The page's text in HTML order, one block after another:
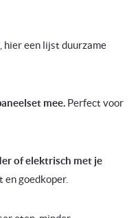
hier een lijst duurzame
mee. Perfect voor
of elektrisch met je
goedkoper.